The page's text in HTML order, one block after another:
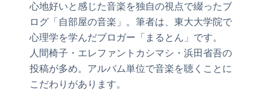
心地好いと感じた音楽を独自の視点で綴ったブ
ログ「自部屋の音楽」。筆者は、東大大学院で
心理学を学んだブロガー「まるとん」です。
人間椅子・エレファントカシマシ・浜田省吾の
投稿が多め。アルバム単位で音楽を聴くことに
こだわりがあります。